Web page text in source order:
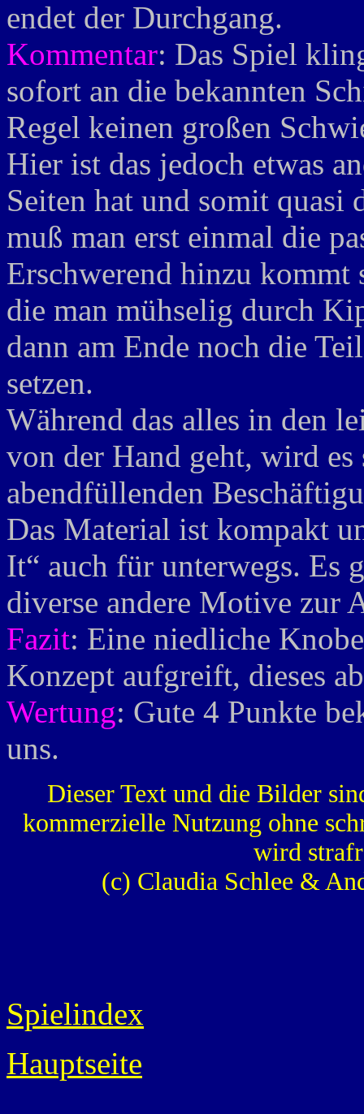
endet der Durchgang.
Kommentar: Das Spiel
sofort an die bekannten
Regel keinen großen
Hier ist das jedoch etwas
Seiten hat und somit
muß man erst einmal die
Erschwerend hinzu
die man mühselig durch
dann am Ende noch die
setzen.
Während das alles in den
von der Hand geht, wird es
abendfüllenden
Das Material ist kompakt
It“ auch für unterwegs. Es
diverse andere Motive zur
Fazit: Eine niedliche
Konzept aufgreift, dieses
Wertung: Gute 4 Punkte
uns.
Dieser Text und die Bilder
kommerzielle Nutzung ohne
wird
(c) Claudia Schlee &
Spielindex
Hauptseite